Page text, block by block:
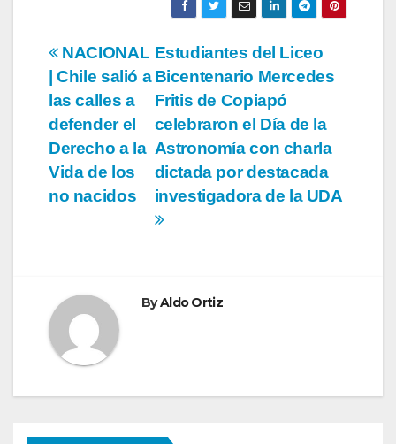
Navegación
de
entradas
Estudiantes del Liceo
Bicentenario Mercedes
Fritis de Copiapó
celebraron el Día de la
Astronomía con charla
dictada por destacada
investigadora de la UDA
NACIONAL
| Chile salió a
las calles a
defender el
Derecho a la
Vida de los
no nacidos
ByAldo Ortiz